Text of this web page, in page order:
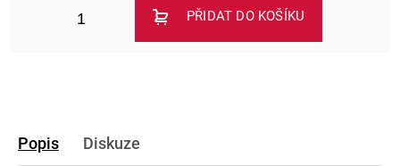
PŘIDAT DO KOŠÍKU
Popis Diskuze